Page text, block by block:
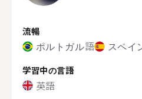
流暢
ポルトガル語 スペイ
学習中の言語
英語